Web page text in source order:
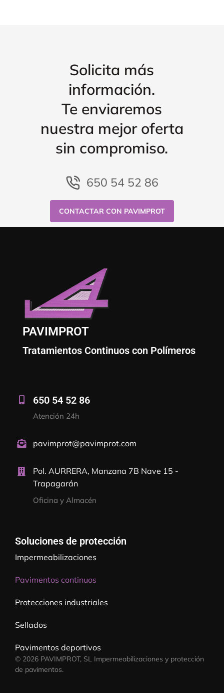
Solicita más
información.
Te enviaremos
nuestra mejor oferta
sin compromiso.
650 54 52 86
CONTACTAR CON PAVIMPROT
PAVIMPROT
Tratamientos Continuos con Polímeros
650 54 52 86
Atención 24h
pavimprot@pavimprot.com
Pol. AURRERA, Manzana 7B Nave 15 -
Trapagarán
Oficina y Almacén
Soluciones de protección
Impermeabilizaciones
Pavimentos continuos
Protecciones industriales
Sellados
Pavimentos deportivos
© 2026 PAVIMPROT, SL Impermeabilizaciones y protección
de pavimentos.